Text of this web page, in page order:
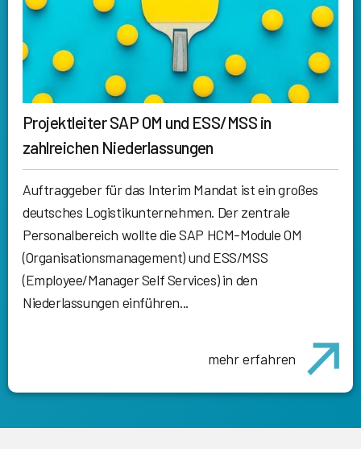
Projektleiter SAP OM und ESS/MSS in
zahlreichen Niederlassungen
Auftraggeber für das Interim Mandat ist ein großes
deutsches Logistikunternehmen. Der zentrale
Personalbereich wollte die SAP HCM-Module OM
(Organisationsmanagement) und ESS/MSS
(Employee/Manager Self Services) in den
Niederlassungen einführen...
mehr erfahren